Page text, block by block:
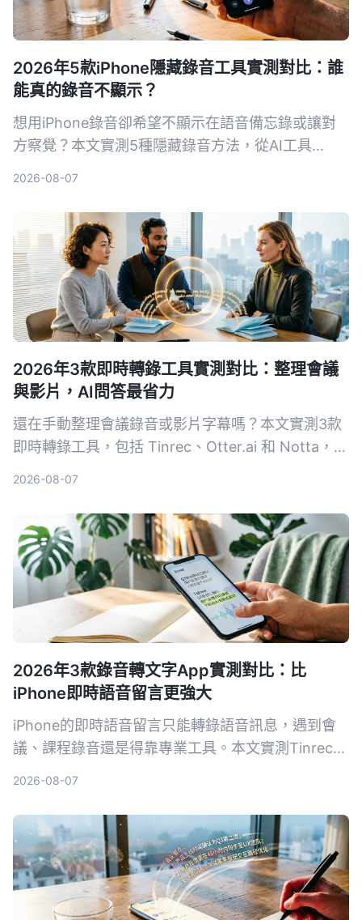
2026年5款iPhone隱藏錄音工具實測對比：誰
能真的錄音不顯示？
想用iPhone錄音卻希望不顯示在語音備忘錄或讓對
方察覺？本文實測5種隱藏錄音方法，從AI工具
2026-08-07
2026年3款即時轉錄工具實測對比：整理會議
與影片，AI問答最省力
還在手動整理會議錄音或影片字幕嗎？本文實測3款
即時轉錄工具，包括 Tinrec、Otter.ai 和 Notta，從
2026-08-07
2026年3款錄音轉文字App實測對比：比
iPhone即時語音留言更強大
iPhone的即時語音留言只能轉錄語音訊息，遇到會
議、課程錄音還是得靠專業工具。本文實測Tinrec、
方案。
2026-08-07